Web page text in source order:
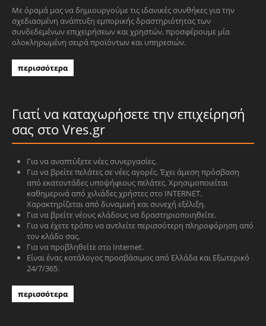
Με όραμά μας να δημιουργούμε τις ιδανικές συνθήκες για την
σχεδιασμένη ανάπτυξη εμπορικής δραστηριότητας των
συνδεδεμένων επιχειρήσεων και χρηστών, προσφέρουμε μία
ολοκληρωμένη σειρά προϊόντων και υπηρεσιών.
περισσότερα
Γιατί να καταχωρήσετε την επιχείρησή
σας στο Vres.gr
Για να αναπτύξετε νέες συνεργασίες.
Για να βρείτε πελάτες σε νέες αγορές. Έχει άμεση πρόσβαση
από εκατοντάδες υποψήφιους πελάτες. Χρησιμοποιείται
καθημερινά από χιλιάδες χρήστες στο INTERNET.
Χαρακτηρίζεται από δυναμική και συνεχή εξέλιξη.
Για να βρείτε νέους κλάδους να δραστηριοποιηθείτε.
Για να έχετε τρόπο να αντλείτε περισσότερη πληροφόρηση από
τον κλάδο σας.
Για να προβληθείτε στο Internet.
Είναι ένας κατάλογος προσβάσιμος από Ελλάδα και Εξωτερικό
24/7/365.
περισσότερα